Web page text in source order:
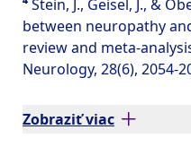
Zobraziť viac
⁴Stein, J., Geisel, J., &
between neuropathy
review and meta-
Neurology, 28(6), 2054-